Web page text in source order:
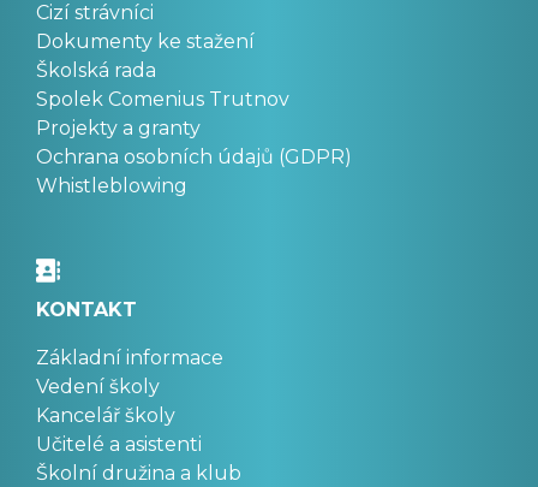
Cizí strávníci
Dokumenty ke stažení
Školská rada
Spolek Comenius Trutnov
Projekty a granty
Ochrana osobních údajů (GDPR)
Whistleblowing
KONTAKT
Základní informace
Vedení školy
Kancelář školy
Učitelé a asistenti
Školní družina a klub